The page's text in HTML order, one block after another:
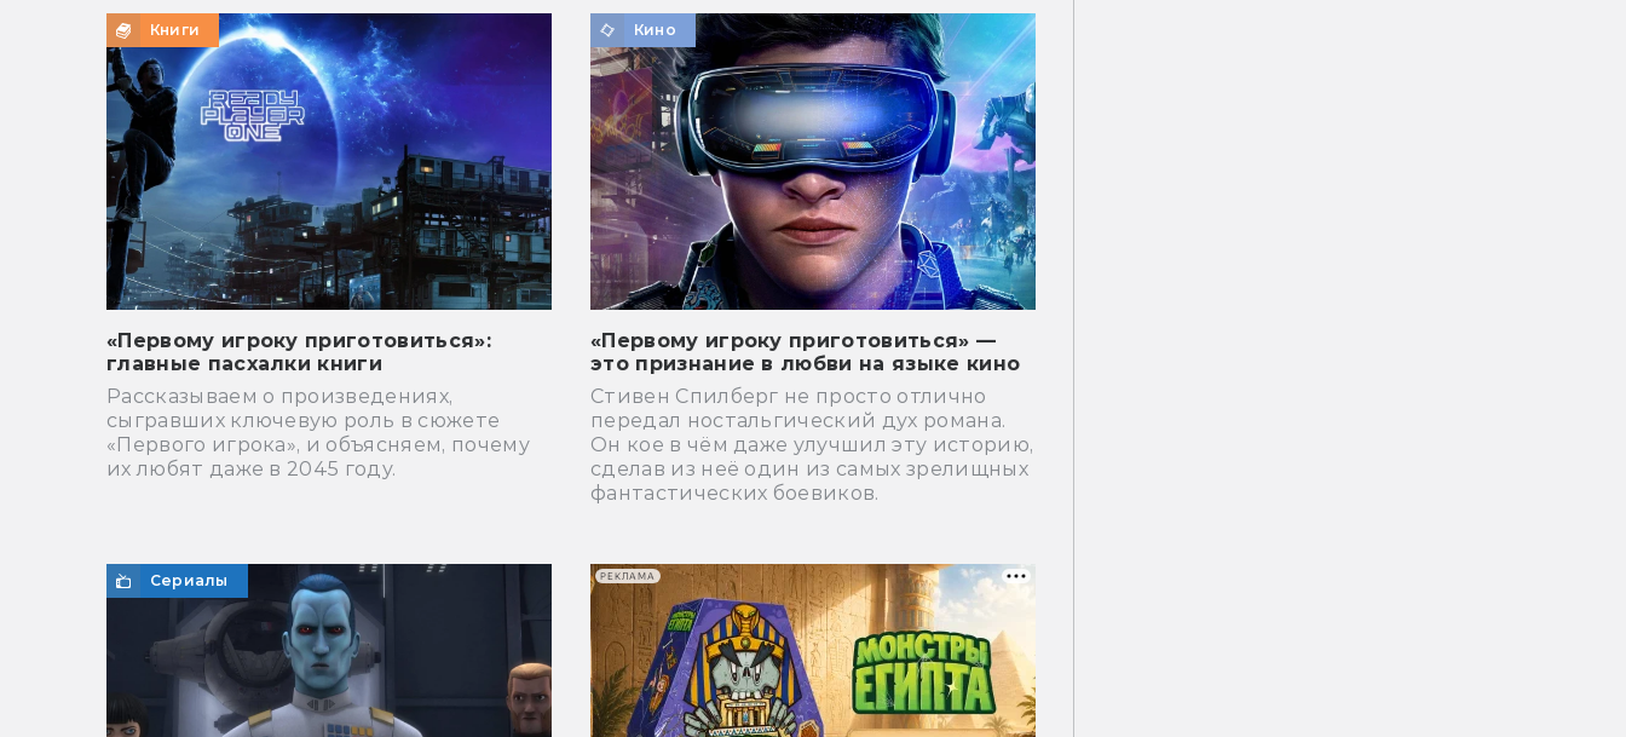
Книги
«Первому игроку приготовиться»:
главные пасхалки книги
Рассказываем о произведениях,
сыгравших ключевую роль в сюжете
«Первого игрока», и объясняем, почему
их любят даже в 2045 году.
Кино
«Первому игроку приготовиться» —
это признание в любви на языке кино
Стивен Спилберг не просто отлично
передал ностальгический дух романа.
Он кое в чём даже улучшил эту историю,
сделав из неё один из самых зрелищных
фантастических боевиков.
Сериалы РЕКЛАМА